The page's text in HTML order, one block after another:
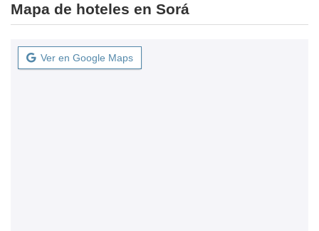
Mapa de hoteles en Sorá
Ver en Google Maps